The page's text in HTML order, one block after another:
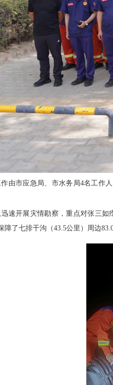
由市应急局、市水务局4名工作
速开展灾情勘察，重点对张三
障了七排干沟（43.5公里）周边